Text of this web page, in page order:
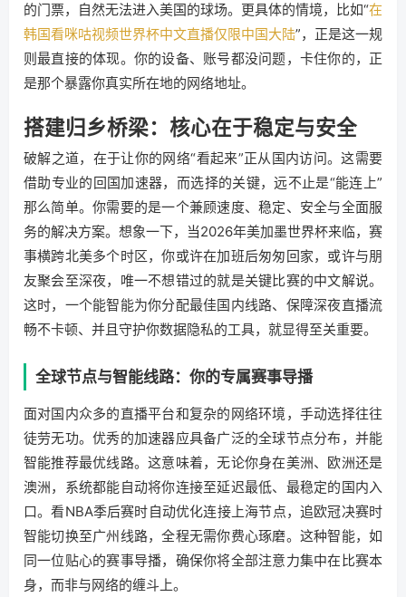
的门票，自然无法进入美国的球场。更具体的情境，比如“在
韩国看咪咕视频世界杯中文直播仅限中国大陆”，正是这一规
则最直接的体现。你的设备、账号都没问题，卡住你的，正
是那个暴露你真实所在地的网络地址。
搭建归乡桥梁：核心在于稳定与安全
破解之道，在于让你的网络“看起来”正从国内访问。这需要
借助专业的回国加速器，而选择的关键，远不止是“能连上”
那么简单。你需要的是一个兼顾速度、稳定、安全与全面服
务的解决方案。想象一下，当2026年美加墨世界杯来临，赛
事横跨北美多个时区，你或许在加班后匆匆回家，或许与朋
友聚会至深夜，唯一不想错过的就是关键比赛的中文解说。
这时，一个能智能为你分配最佳国内线路、保障深夜直播流
畅不卡顿、并且守护你数据隐私的工具，就显得至关重要。
全球节点与智能线路：你的专属赛事导播
面对国内众多的直播平台和复杂的网络环境，手动选择往往
徒劳无功。优秀的加速器应具备广泛的全球节点分布，并能
智能推荐最优线路。这意味着，无论你身在美洲、欧洲还是
澳洲，系统都能自动将你连接至延迟最低、最稳定的国内入
口。看NBA季后赛时自动优化连接上海节点，追欧冠决赛时
智能切换至广州线路，全程无需你费心琢磨。这种智能，如
同一位贴心的赛事导播，确保你将全部注意力集中在比赛本
身，而非与网络的缠斗上。